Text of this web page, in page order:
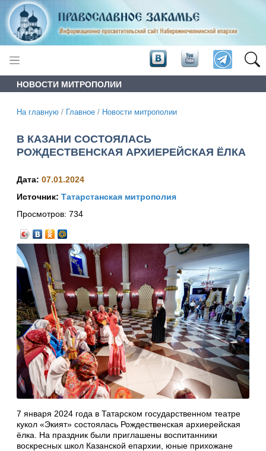
НОВОСТИ МИТРОПОЛИИ
На главную / Главное / Новости митрополии
В КАЗАНИ СОСТОЯЛАСЬ
РОЖДЕСТВЕНСКАЯ АРХИЕРЕЙСКАЯ ЁЛКА
Дата: 07.01.2024
Источник: Татарстанская митрополия
Просмотров: 734
7 января 2024 года в Татарском государственном театре
кукол «Экият» состоялась Рождественская архиерейская
ёлка. На праздник были приглашены воспитанники
воскресных школ Казанской епархии, юные прихожане